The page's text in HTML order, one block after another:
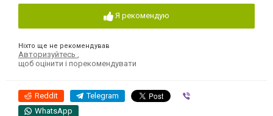
Я рекомендую
Ніхто ще не рекомендував
Авторизуйтесь
щоб оцінити і порекомендувати
Reddit Telegram
WhatsApp